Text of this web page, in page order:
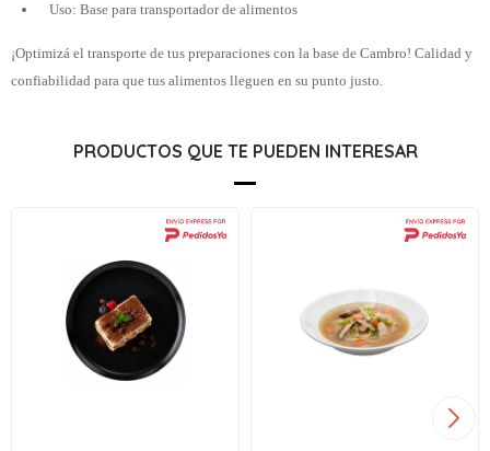
Uso: Base para transportador de alimentos
¡Optimizá el transporte de tus preparaciones con la base de Cambro! Calidad y
confiabilidad para que tus alimentos lleguen en su punto justo.
PRODUCTOS QUE TE PUEDEN INTERESAR